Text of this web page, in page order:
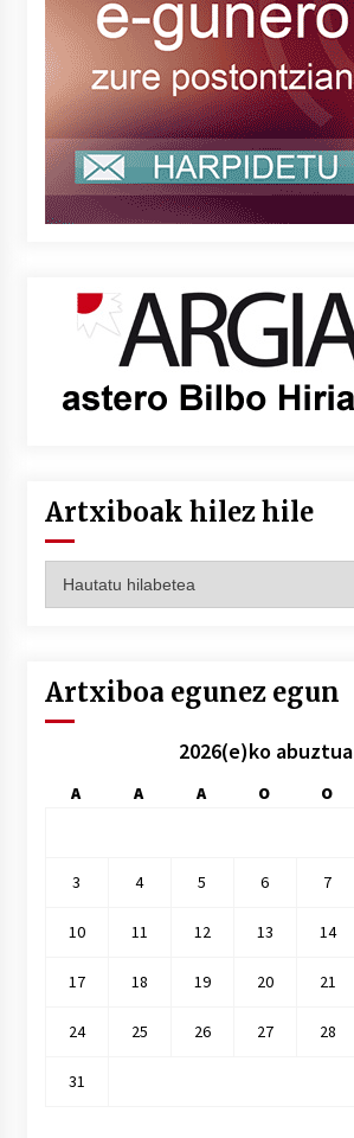
Artxiboak hilez hile
hilez
Artxiboa egunez egun
2026(e)ko abuztua
A A A O O
3 4 5 6 7
10 11 12 13 14
17 18 19 20 21
24 25 26 27 28
31